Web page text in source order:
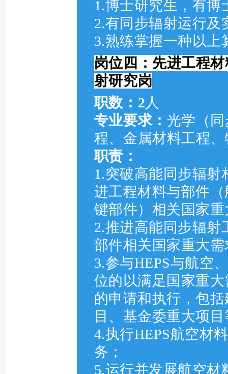
1.博士研究生，有博
2.有同步辐射运行及
3.熟练掌握一种以上
岗位四：先进工程
射研究岗
职数：2人
专业要求： 光学 （
程、金属材料工程
职责：
1.突破高能同步辐
进工程材料与部件
键部件）相关国家
2.推进高能同步辐
部件相关国家重大
3.参与HEPS与航空
位的以满足国家重
的申请和执行，包
目、基金委重大项
4.执行HEPS航空材
务；
5.运行并发展航空